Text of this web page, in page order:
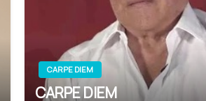
CARPE DIEM
CARPE DIEM